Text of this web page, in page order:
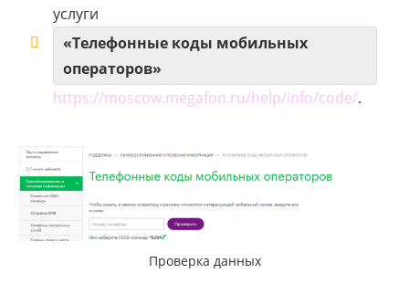
услуги
«Телефонные коды мобильных
операторов»
https://moscow.megafon.ru/help/info/code/.
Проверка данных